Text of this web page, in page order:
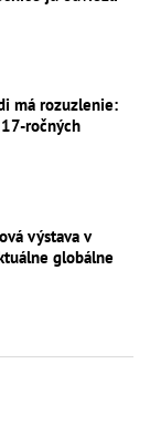
má rozuzlenie:
ročných
výstava v
globálne